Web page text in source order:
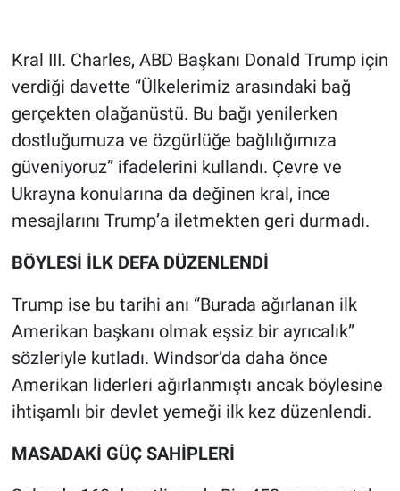
Kral III. Charles, ABD Başkanı Donald Trump için
verdiği davette “Ülkelerimiz arasındaki bağ
gerçekten olağanüstü. Bu bağı yenilerken
dostluğumuza ve özgürlüğe bağlılığımıza
güveniyoruz” ifadelerini kullandı. Çevre ve
Ukrayna konularına da değinen kral, ince
mesajlarını Trump’a iletmekten geri durmadı.
BÖYLESİ İLK DEFA DÜZENLENDİ
Trump ise bu tarihi anı “Burada ağırlanan ilk
Amerikan başkanı olmak eşsiz bir ayrıcalık”
sözleriyle kutladı. Windsor’da daha önce
Amerikan liderleri ağırlanmıştı ancak böylesine
ihtişamlı bir devlet yemeği ilk kez düzenlendi.
MASADAKİ GÜÇ SAHİPLERİ
İlan
Kimdir
Koronavirüs
Kültür Sanat
Ne demişti
Nedir
Popüler
Programlar
Sağlık